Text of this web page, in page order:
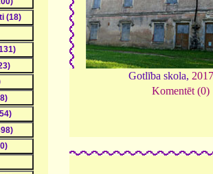
Gotlība skola, 2017
Komentēt (0)